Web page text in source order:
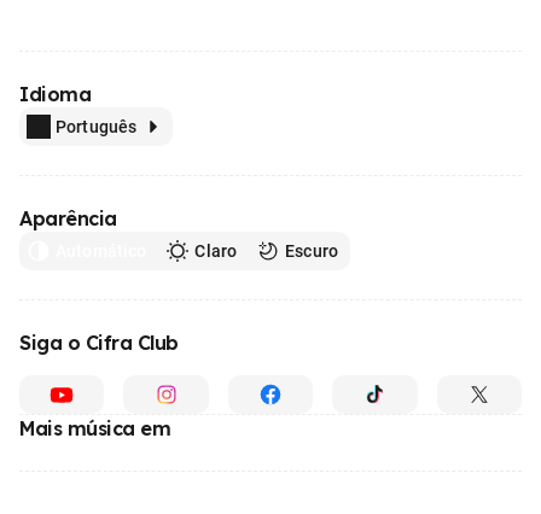
Idioma
Português
Aparência
Claro Escuro
Siga o Cifra Club
Mais música em